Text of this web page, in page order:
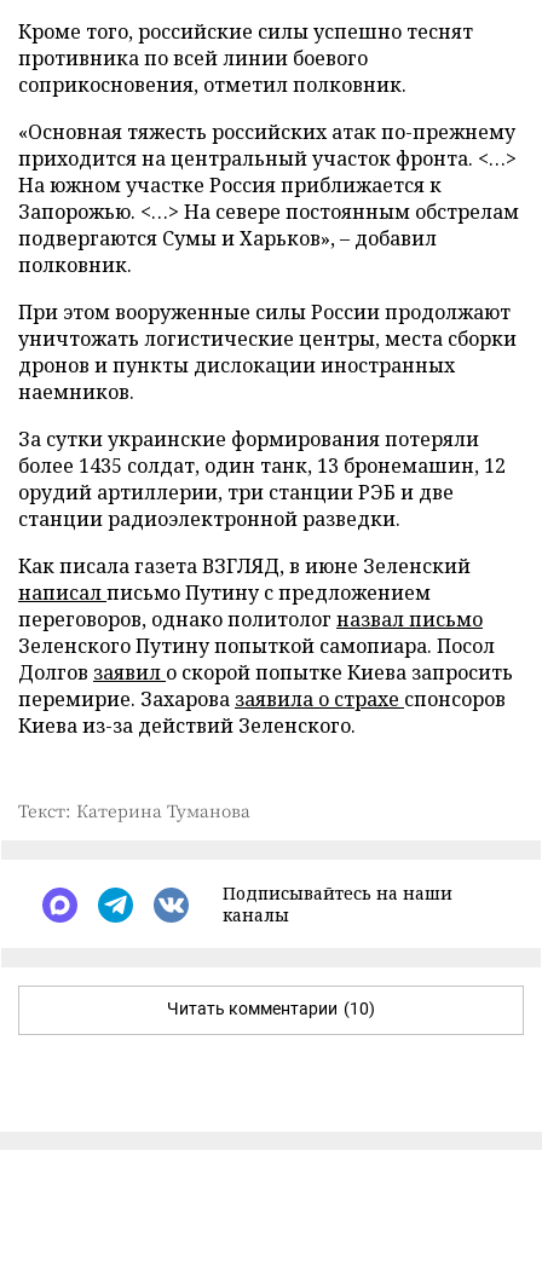
Кроме того, российские силы успешно теснят
противника по всей линии боевого
соприкосновения, отметил полковник.
«Основная тяжесть российских атак по-прежнему
приходится на центральный участок фронта. <…>
На южном участке Россия приближается к
Запорожью. <…> На севере постоянным обстрелам
подвергаются Сумы и Харьков», – добавил
полковник.
При этом вооруженные силы России продолжают
уничтожать логистические центры, места сборки
дронов и пункты дислокации иностранных
наемников.
За сутки украинские формирования потеряли
более 1435 солдат, один танк, 13 бронемашин, 12
орудий артиллерии, три станции РЭБ и две
станции радиоэлектронной разведки.
Как писала газета ВЗГЛЯД, в июне Зеленский
написалписьмо Путину с предложением
переговоров, однако политолог назвал письмо
Зеленского Путину попыткой самопиара. Посол
Долгов заявил о скорой попытке Киева запросить
перемирие. Захарова заявила о страхе спонсоров
Киева из-за действий Зеленского.
Текст: Катерина Туманова
Подписывайтесь на наши
каналы
Читать комментарии (10)